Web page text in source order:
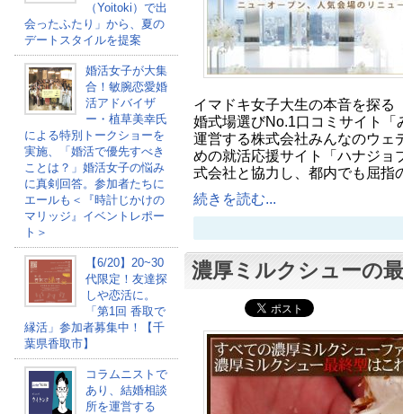
（Yoitoki）で出
会ったふたり」から、夏の
デートスタイルを提案
婚活女子が大集
合！敏腕恋愛婚
活アドバイザ
ー・植草美幸氏
による特別トークショーを
実施、「婚活で優先すべき
ことは？」婚活女子の悩み
に真剣回答。参加者たちに
エールも＜『時計じかけの
マリッジ』イベントレポー
ト＞
【6/20】20~30
代限定！友達探
しや恋活に。
「第1回 香取で
縁活」参加者募集中！【千
葉県香取市】
コラムニストで
あり、結婚相談
所を運営する
イマドキ女子大生の本音を探る
婚式場選びNo.1口コミサイト
運営する株式会社みんなのウェ
めの就活応援サイト「ハナジョ
式会社と協力し、都内でも屈
続きを読む...
濃厚ミルクシューの